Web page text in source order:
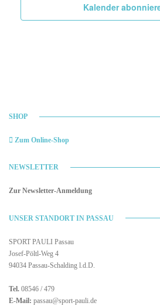
Kalender
SHOP
Zum Online-Shop
NEWSLETTER
Zur Newsletter-Anmeldung
UNSER STANDORT IN PASSAU
SPORT PAULI Passau
Josef-Pöltl-Weg 4
94034 Passau-Schalding l.d.D.
Tel. 08546 / 479
E-Mail: passau@sport-pauli.de